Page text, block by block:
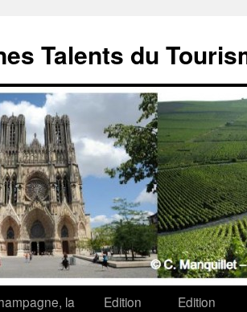
Talents du
la
Edition
Edition